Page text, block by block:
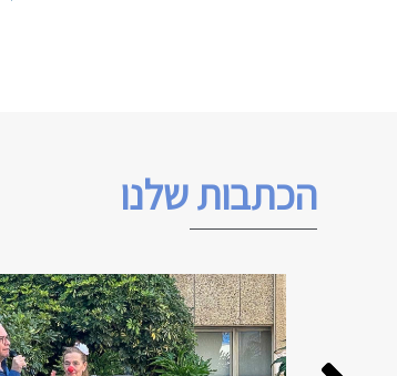
הכתבות שלנו